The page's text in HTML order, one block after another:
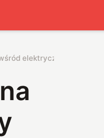
elektrycznych rowerów